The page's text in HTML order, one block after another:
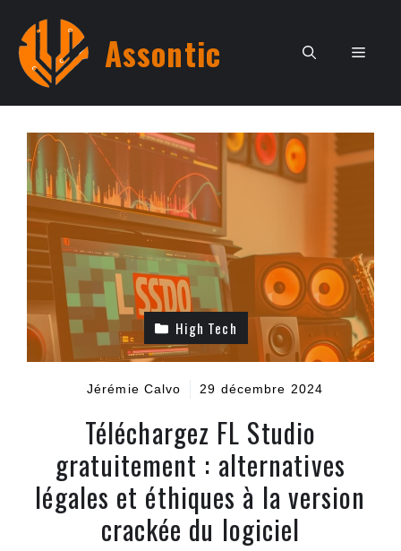
contenu
Assontic Menu
High Tech
Jérémie Calvo 29 décembre 2024
Téléchargez FL Studio
gratuitement : alternatives
légales et éthiques à la version
crackée du logiciel